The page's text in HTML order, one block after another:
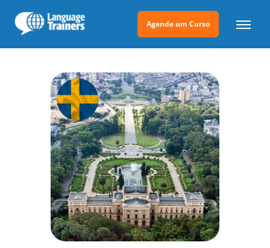
Agende um Curso